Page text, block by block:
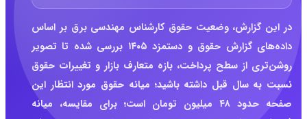
در این گزارش، وضعیت حقوق کارشناس مهندسی برق بر اساس
داده‌های گزارش حقوق و دستمزد ۱۴۰۵ بررسی شده تا تصویر
روشن‌تری از سطح پرداخت، بازه متعارف بازار و تغییرات حقوق
نسبت به سال قبل داشته باشید؛ میانه حقوق مورد انتظار این
صفحه حدود ۴۸ میلیون تومان است؛ برای مقایسه، میانه